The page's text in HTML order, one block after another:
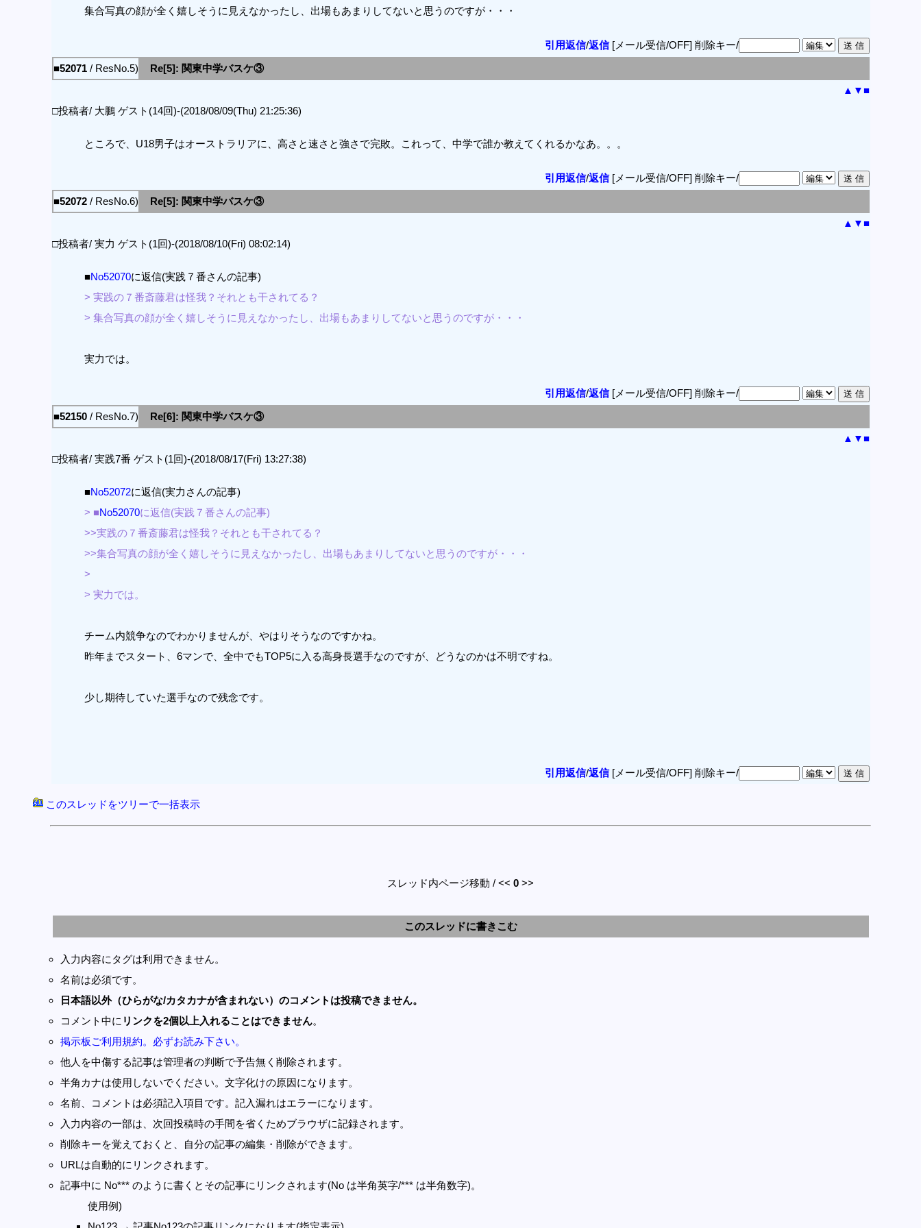
集合写真の顔が全く嬉しそうに見えなかったし、出場もあまりしてないと思うのですが・・・
引用返信/返信[メール受信/OFF] 削除キー/
■52071/ ResNo.5)
Re[5]: 関東中学バスケ③
▲ ▼■
□投稿者/ 大鵬 ゲスト(14回)-(2018/08/09(Thu) 21:25:36)
ところで、U18男子はオーストラリアに、高さと速さと強さで完敗。これって、中学で誰か教えてくれるかなあ。。。
引用返信/返信[メール受信/OFF] 削除キー/
■52072/ ResNo.6)
Re[5]: 関東中学バスケ③
▲ ▼■
□投稿者/ 実力 ゲスト(1回)-(2018/08/10(Fri) 08:02:14)
■No52070に返信(実践７番さんの記事)
> 実践の７番斎藤君は怪我？それとも干されてる？
> 集合写真の顔が全く嬉しそうに見えなかったし、出場もあまりしてないと思うのですが・・・
実力では。
引用返信/返信[メール受信/OFF] 削除キー/
■52150/ ResNo.7)
Re[6]: 関東中学バスケ③
▲ ▼■
□投稿者/ 実践7番 ゲスト(1回)-(2018/08/17(Fri) 13:27:38)
■No52072に返信(実力さんの記事)
> ■No52070に返信(実践７番さんの記事)
>>実践の７番斎藤君は怪我？それとも干されてる？
>>集合写真の顔が全く嬉しそうに見えなかったし、出場もあまりしてないと思うのですが・・・
>
> 実力では。
チーム内競争なのでわかりませんが、やはりそうなのですかね。
昨年までスタート、6マンで、全中でもTOP5に入る高身長選手なのですが、どうなのかは不明ですね。
少し期待していた選手なので残念です。
引用返信/返信[メール受信/OFF] 削除キー/
このスレッドをツリーで一括表示
スレッド内ページ移動 / << 0 >>
このスレッドに書きこむ
入力内容にタグは利用できません。
名前は必須です。
日本語以外（ひらがな/カタカナが含まれない）のコメントは投稿できません。
コメント中に リンクを2個以上入れることはできません。
掲示板ご利用規約。必ずお読み下さい。
他人を中傷する記事は管理者の判断で予告無く削除されます。
半角カナは使用しないでください。文字化けの原因になります。
名前、コメントは必須記入項目です。記入漏れはエラーになります。
入力内容の一部は、次回投稿時の手間を省くためブラウザに記録されます。
削除キーを覚えておくと、自分の記事の編集・削除ができます。
URLは自動的にリンクされます。
記事中に No*** のように書くとその記事にリンクされます(No は半角英字/*** は半角数字)。
使用例)